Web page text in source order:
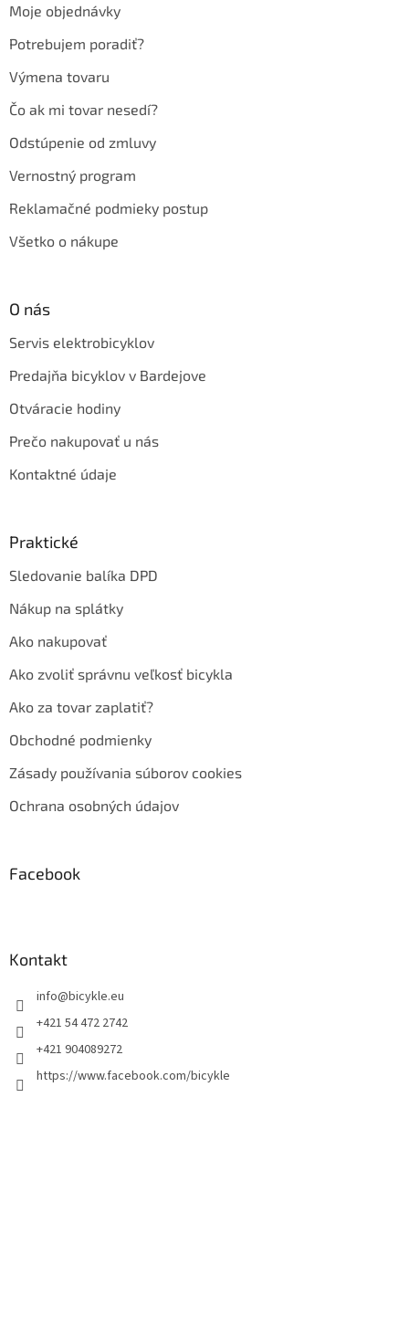
Moje objednávky
Potrebujem poradiť?
Výmena tovaru
Čo ak mi tovar nesedí?
Odstúpenie od zmluvy
Vernostný program
Reklamačné podmieky postup
Všetko o nákupe
O nás
Servis elektrobicyklov
Predajňa bicyklov v Bardejove
Otváracie hodiny
Prečo nakupovať u nás
Kontaktné údaje
Praktické
Sledovanie balíka DPD
Nákup na splátky
Ako nakupovať
Ako zvoliť správnu veľkosť bicykla
Ako za tovar zaplatiť?
Obchodné podmienky
Zásady používania súborov cookies
Ochrana osobných údajov
Facebook
Kontakt
info@bicykle.eu
+421 54 472 2742
+421 904089272
https://www.facebook.com/bicykle